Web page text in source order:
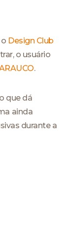
Design Club
o usuário
.
que dá
ainda
durante a